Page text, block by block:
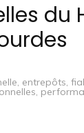
du
, entrepôts,
,